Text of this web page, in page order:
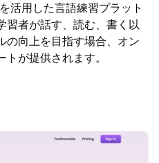
活用した言語練習プラット
習者が話す、読む、書く以
の向上を目指す場合、オン
が提供されます。